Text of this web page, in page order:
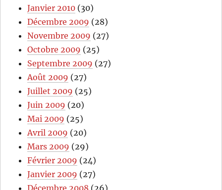
Janvier 2010 (30)
Décembre 2009 (28)
Novembre 2009 (27)
Octobre 2009 (25)
Septembre 2009 (27)
Août 2009 (27)
Juillet 2009 (25)
Juin 2009 (20)
Mai 2009 (25)
Avril 2009 (20)
Mars 2009 (29)
Février 2009 (24)
Janvier 2009 (27)